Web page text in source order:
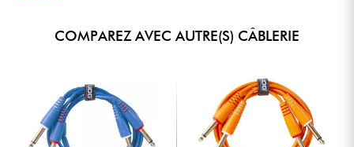
COMPAREZ AVEC AUTRE(S) CÂBLERIE